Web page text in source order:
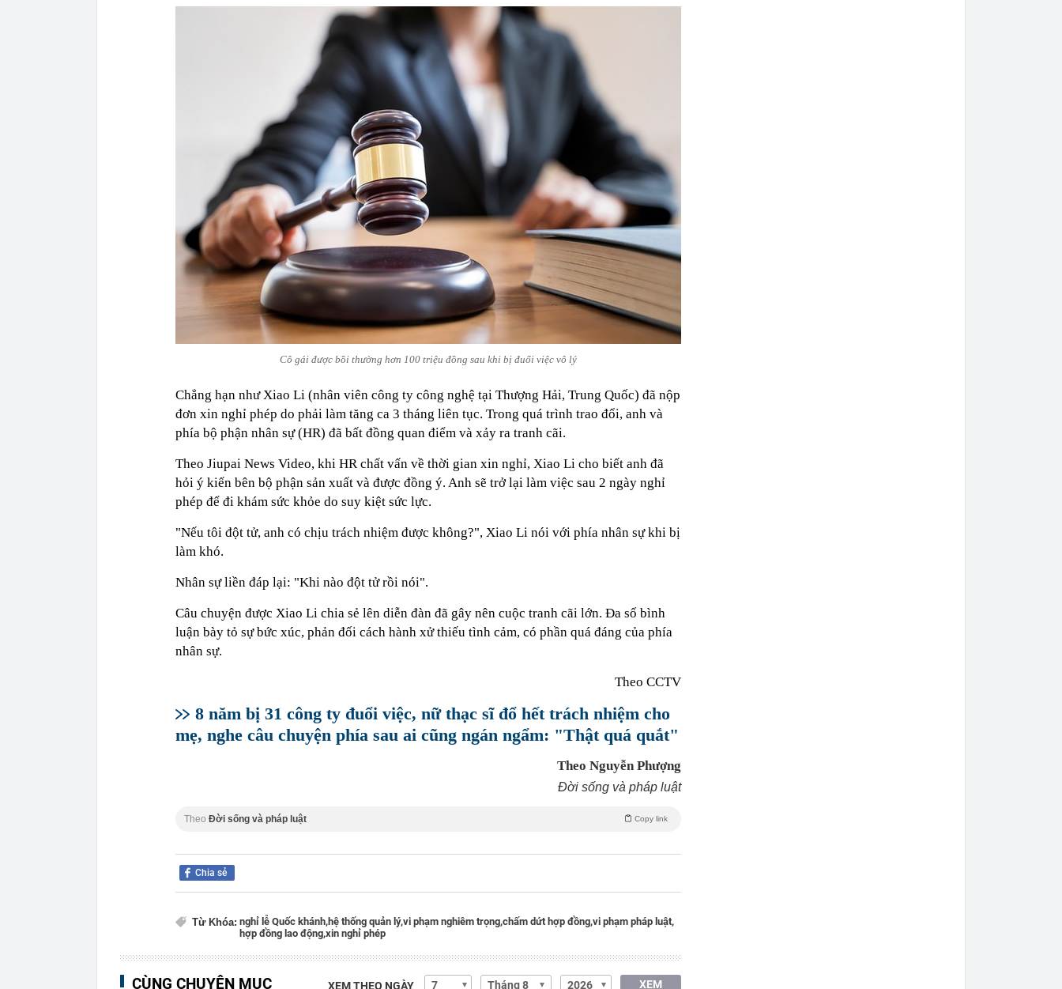
Cô gái được bồi thường hơn 100 triệu đồng sau khi bị đuổi việc vô lý
Chẳng hạn như Xiao Li (nhân viên công ty công nghệ tại Thượng Hải, Trung Quốc) đã nộp
đơn xin nghỉ phép do phải làm tăng ca 3 tháng liên tục. Trong quá trình trao đổi, anh và
phía bộ phận nhân sự (HR) đã bất đồng quan điểm và xảy ra tranh cãi.
Theo Jiupai News Video, khi HR chất vấn về thời gian xin nghỉ, Xiao Li cho biết anh đã
hỏi ý kiến bên bộ phận sản xuất và được đồng ý. Anh sẽ trở lại làm việc sau 2 ngày nghỉ
phép để đi khám sức khỏe do suy kiệt sức lực.
"Nếu tôi đột tử, anh có chịu trách nhiệm được không?", Xiao Li nói với phía nhân sự khi bị
làm khó.
Nhân sự liền đáp lại: "Khi nào đột tử rồi nói".
Câu chuyện được Xiao Li chia sẻ lên diễn đàn đã gây nên cuộc tranh cãi lớn. Đa số bình
luận bày tỏ sự bức xúc, phản đối cách hành xử thiếu tình cảm, có phần quá đáng của phía
nhân sự.
Theo CCTV
8 năm bị 31 công ty đuổi việc, nữ thạc sĩ đổ hết trách nhiệm cho
mẹ, nghe câu chuyện phía sau ai cũng ngán ngẩm: "Thật quá quắt"
Theo Nguyễn Phượng
Đời sống và pháp luật
Theo Đời sống và pháp luật Copy link
Chia sẻ
Từ Khóa: nghỉ lễ Quốc khánh,hệ thống quản lý,vi phạm nghiêm trọng,chấm dứt hợp đồng,vi phạm pháp luật,
hợp đồng lao động,xin nghỉ phép
CÙNG CHUYÊN MỤC XEM THEO NGÀY XEM